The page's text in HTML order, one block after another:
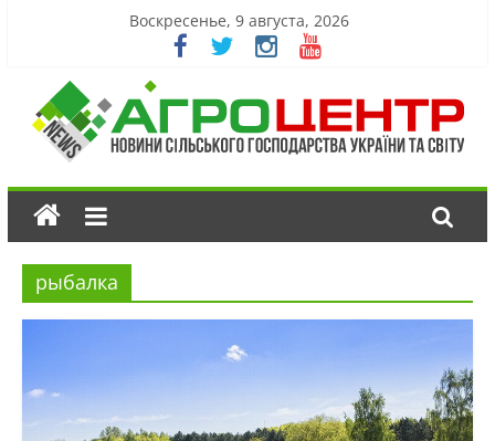
Воскресенье, 9 августа, 2026
рыбалка